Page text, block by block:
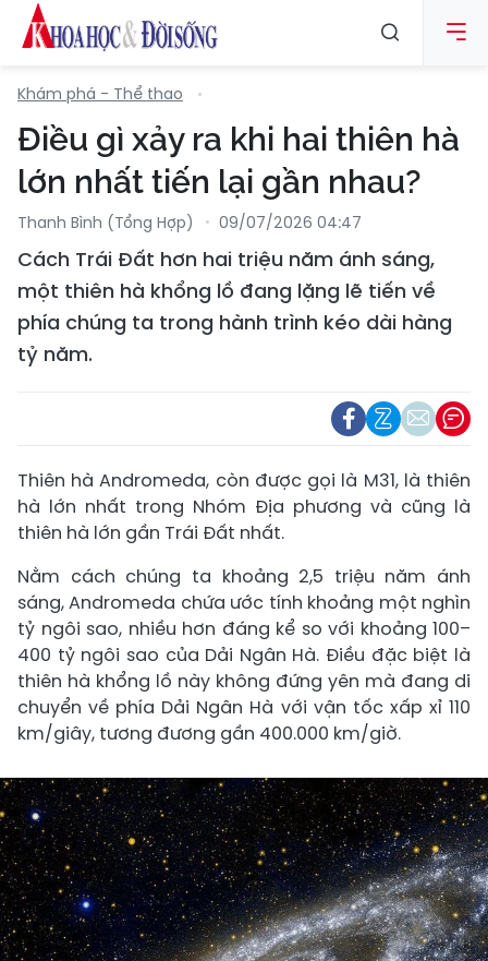
Khám phá - Thể thao
Điều gì xảy ra khi hai thiên hà
lớn nhất tiến lại gần nhau?
Thanh Bình (tổng Hợp) 09/07/2026 04:47
Cách Trái Đất hơn hai triệu năm ánh sáng,
một thiên hà khổng lồ đang lặng lẽ tiến về
phía chúng ta trong hành trình kéo dài hàng
tỷ năm.
Thiên hà Andromeda, còn được gọi là M31, là thiên
hà lớn nhất trong Nhóm Địa phương và cũng là
thiên hà lớn gần Trái Đất nhất.
Nằm cách chúng ta khoảng 2,5 triệu năm ánh
sáng, Andromeda chứa ước tính khoảng một nghìn
tỷ ngôi sao, nhiều hơn đáng kể so với khoảng 100–
400 tỷ ngôi sao của Dải Ngân Hà. Điều đặc biệt là
thiên hà khổng lồ này không đứng yên mà đang di
chuyển về phía Dải Ngân Hà với vận tốc xấp xỉ 110
km/giây, tương đương gần 400.000 km/giờ.